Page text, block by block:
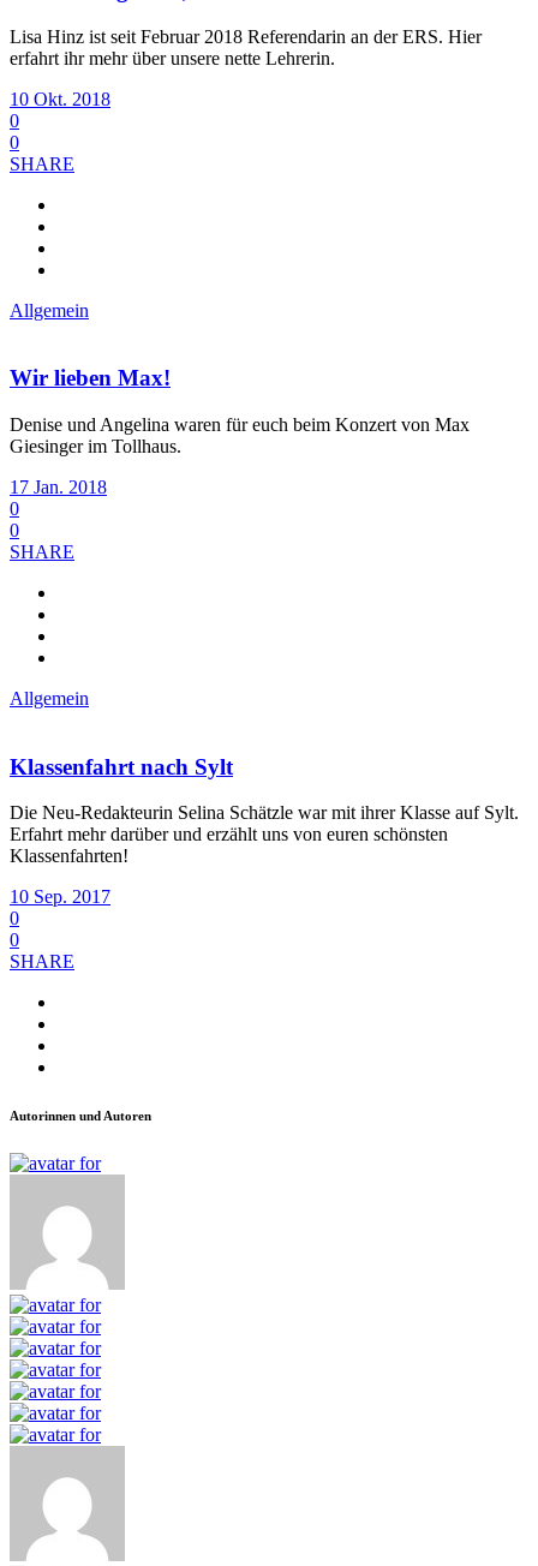
Lisa Hinz ist seit Februar 2018 Referendarin an der ERS. Hier
erfahrt ihr mehr über unsere nette Lehrerin.
10 Okt. 2018
0
0
SHARE
Allgemein
Wir lieben Max!
Denise und Angelina waren für euch beim Konzert von Max
Giesinger im Tollhaus.
17 Jan. 2018
0
0
SHARE
Allgemein
Klassenfahrt nach Sylt
Die Neu-Redakteurin Selina Schätzle war mit ihrer Klasse auf Sylt.
Erfahrt mehr darüber und erzählt uns von euren schönsten
Klassenfahrten!
10 Sep. 2017
0
0
SHARE
Autorinnen und Autoren